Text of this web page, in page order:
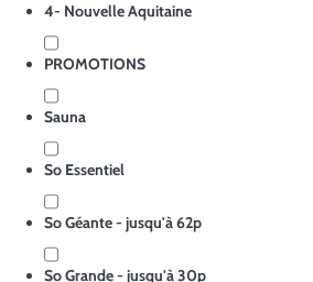
4- Nouvelle Aquitaine
PROMOTIONS
Sauna
So Essentiel
So Géante - jusqu'à 62p
So Grande - jusqu'à 30p